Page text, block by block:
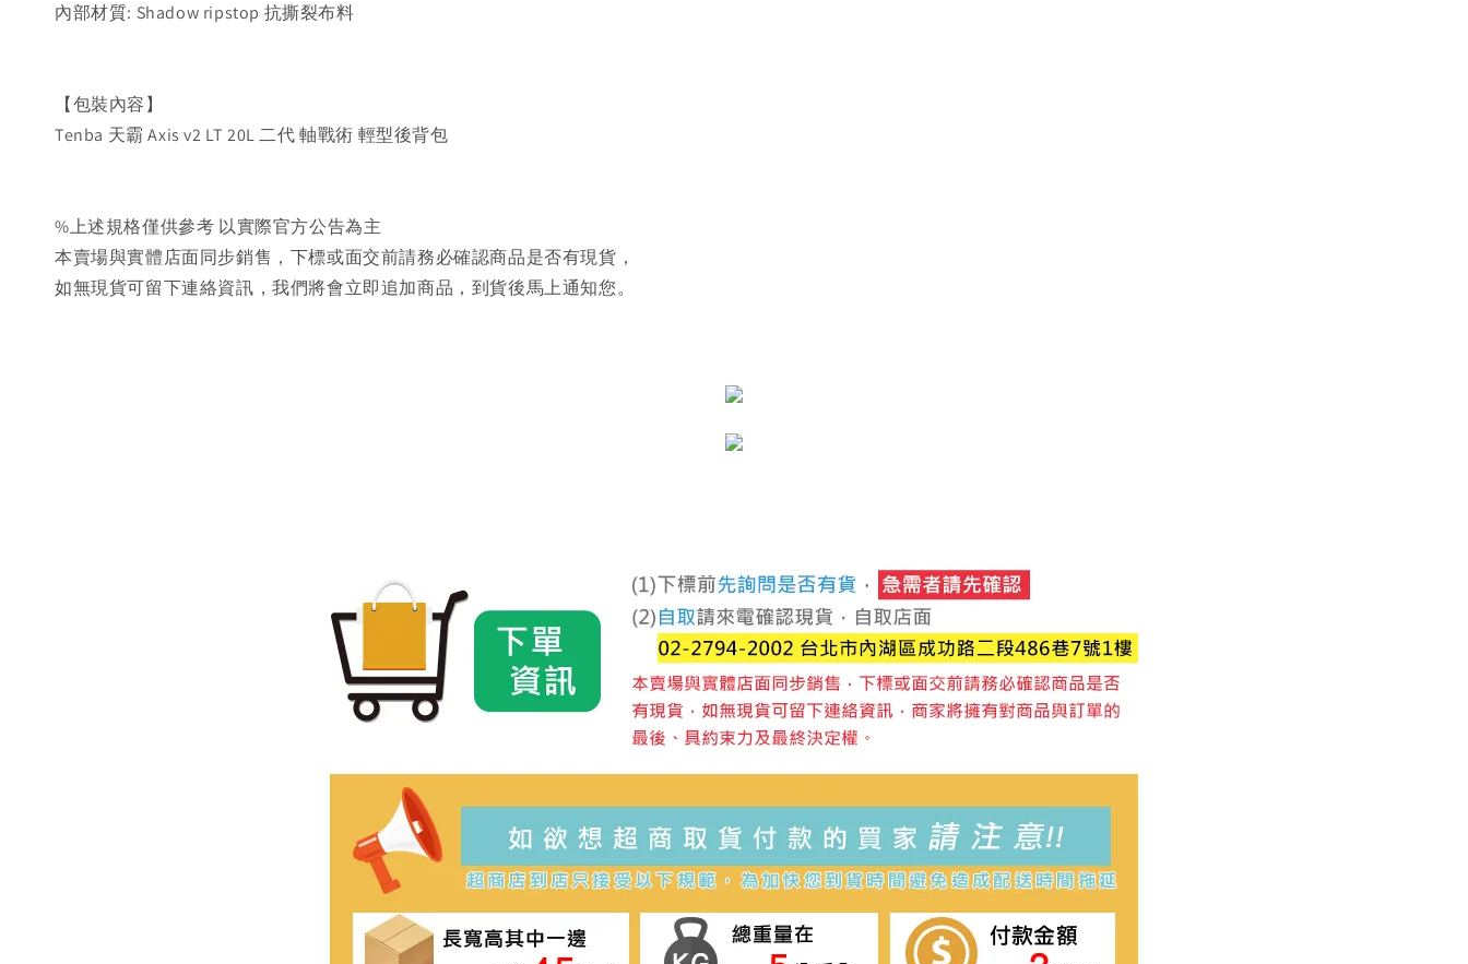
內部材質: Shadow ripstop 抗撕裂布料
【包裝內容】
Tenba 天霸 Axis v2 LT 20L 二代 軸戰術 輕型後背包
%上述規格僅供參考 以實際官方公告為主
本賣場與實體店面同步銷售，下標或面交前請務必確認商品是否有現貨，
如無現貨可留下連絡資訊，我們將會立即追加商品，到貨後馬上通知您。